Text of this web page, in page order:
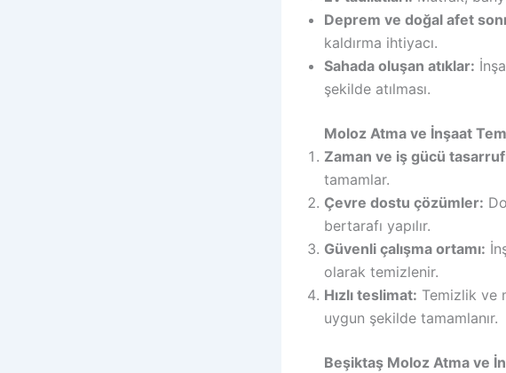
Deprem ve doğal afet
kaldırma ihtiyacı.
Sahada oluşan atıklar:
şekilde atılması.
Moloz Atma ve İnşaat
Zaman ve iş gücü
tamamlar.
Çevre dostu çözümler:
bertarafı yapılır.
Güvenli çalışma ortamı:
olarak temizlenir.
Hızlı teslimat: Temizlik ve
uygun şekilde tamamlanır.
Beşiktaş Moloz Atma ve